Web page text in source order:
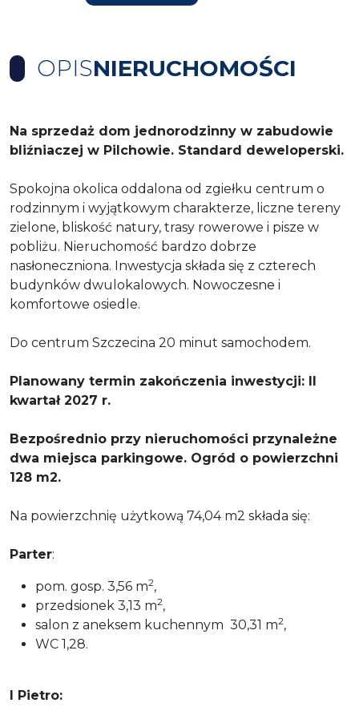
OPISNIERUCHOMOŚCI
Na sprzedaż dom jednorodzinny w zabudowie
bliźniaczej w Pilchowie. Standard deweloperski.
Spokojna okolica oddalona od zgiełku centrum o
rodzinnym i wyjątkowym charakterze, liczne tereny
zielone, bliskość natury, trasy rowerowe i pisze w
pobliżu. Nieruchomość bardzo dobrze
nasłoneczniona. Inwestycja składa się z czterech
budynków dwulokalowych. Nowoczesne i
komfortowe osiedle.
Do centrum Szczecina 20 minut samochodem.
Planowany termin zakończenia inwestycji: II
kwartał 2027 r.
Bezpośrednio przy nieruchomości przynależne
dwa miejsca parkingowe. Ogród o powierzchni
128 m2.
Na powierzchnię użytkową 74,04 m2 składa się:
Parter:
pom. gosp. 3,56 m2,
przedsionek 3,13 m2,
salon z aneksem kuchennym 30,31 m2,
WC 1,28.
I Pietro: